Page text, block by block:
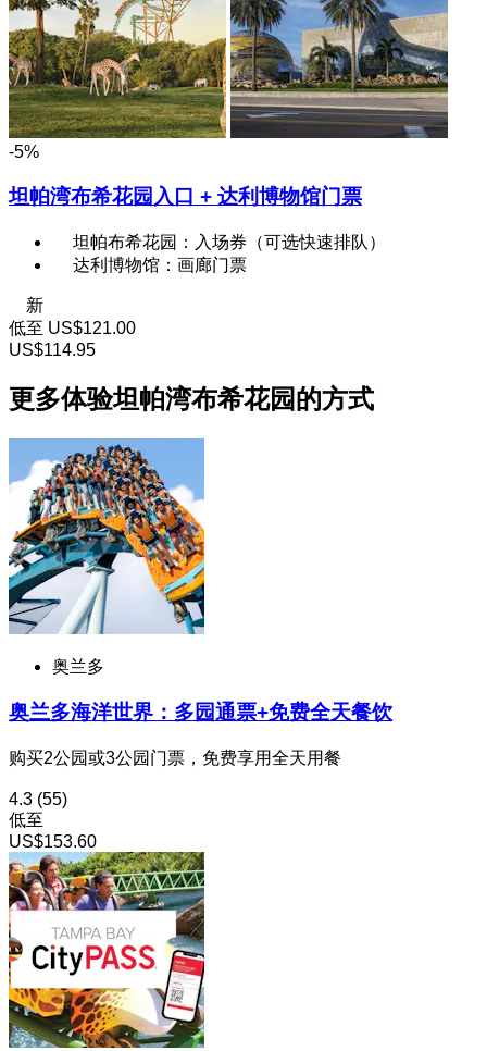
-5%
坦帕湾布希花园入口 + 达利博物馆门票
坦帕布希花园：入场券（可选快速排队）
达利博物馆：画廊门票
新
低至 US$121.00
US$114.95
更多体验坦帕湾布希花园的方式
奥兰多
奥兰多海洋世界：多园通票+免费全天餐饮
购买2公园或3公园门票，免费享用全天用餐
4.3 (55)
低至
US$153.60